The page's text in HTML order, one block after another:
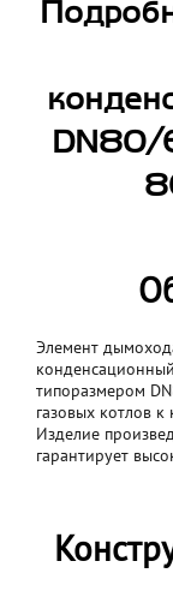
DN80/
Элемент
типоразмером
газовых котлов
Изделие
гарантирует